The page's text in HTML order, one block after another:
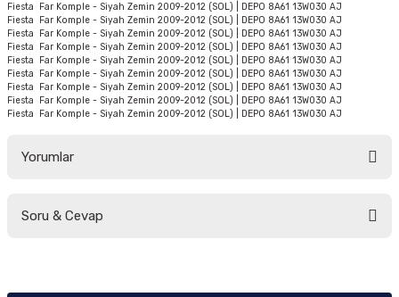
Fiesta Far Komple - Siyah Zemin 2009-2012 (SOL) | DEPO 8A61 13W030 AJ
Fiesta Far Komple - Siyah Zemin 2009-2012 (SOL) | DEPO 8A61 13W030 AJ
Fiesta Far Komple - Siyah Zemin 2009-2012 (SOL) | DEPO 8A61 13W030 AJ
Fiesta Far Komple - Siyah Zemin 2009-2012 (SOL) | DEPO 8A61 13W030 AJ
Fiesta Far Komple - Siyah Zemin 2009-2012 (SOL) | DEPO 8A61 13W030 AJ
Fiesta Far Komple - Siyah Zemin 2009-2012 (SOL) | DEPO 8A61 13W030 AJ
Fiesta Far Komple - Siyah Zemin 2009-2012 (SOL) | DEPO 8A61 13W030 AJ
Fiesta Far Komple - Siyah Zemin 2009-2012 (SOL) | DEPO 8A61 13W030 AJ
Fiesta Far Komple - Siyah Zemin 2009-2012 (SOL) | DEPO 8A61 13W030 AJ
Yorumlar
Soru & Cevap
Ürün hakkında henüz soru sorulmamış.